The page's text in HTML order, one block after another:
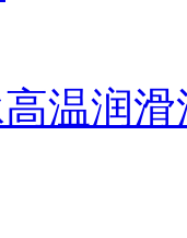
温润